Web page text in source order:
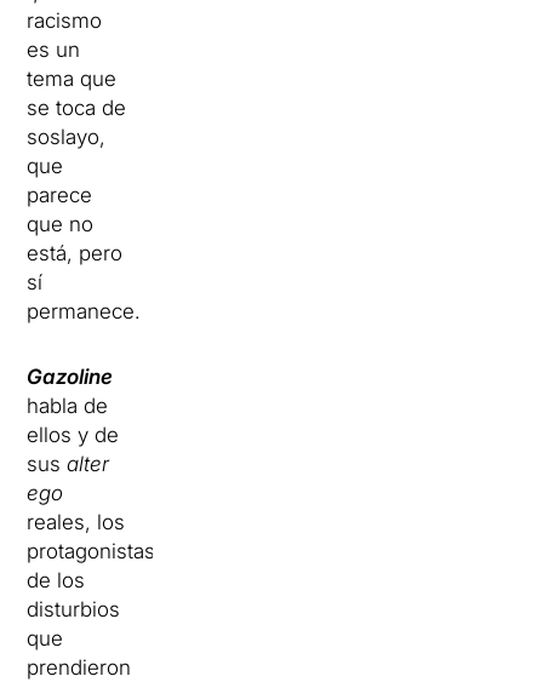
racismo
es un
tema que
se toca de
soslayo,
que
parece
que no
está, pero
sí
permanece.
Gazoline
habla de
ellos y de
susalter
ego
reales, los
protagonistas
de los
disturbios
que
prendieron